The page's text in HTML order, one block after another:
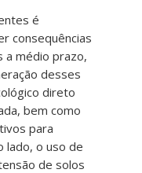
é
consequências
a médio prazo,
desses
direto
bem como
para
lado, o uso de
de solos